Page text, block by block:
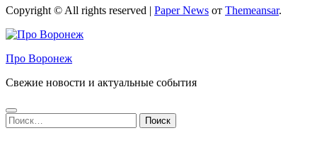
Copyright © All rights reserved | Paper News от Themeansar.
Про Воронеж
Свежие новости и актуальные события
Найти: